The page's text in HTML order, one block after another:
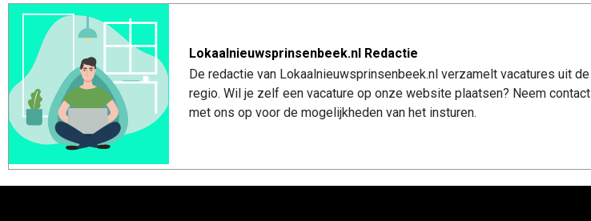
Lokaalnieuwsprinsenbeek.nl Redactie
De redactie van Lokaalnieuwsprinsenbeek.nl verzamelt vacatures uit de
regio. Wil je zelf een vacature op onze website plaatsen? Neem contact
met ons op voor de mogelijkheden van het insturen.